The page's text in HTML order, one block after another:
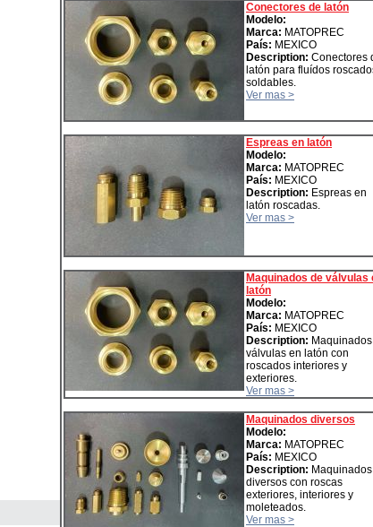
Conectores de latón
Modelo:
Marca: MATOPREC
País: MEXICO
Description: Conectores
latón para fluídos
soldables.
Ver mas >
Espreas en latón
Modelo:
Marca: MATOPREC
País: MEXICO
Description: Espreas en
latón roscadas.
Ver mas >
Maquinados de válvulas
latón
Modelo:
Marca: MATOPREC
País: MEXICO
Description:
válvulas en latón con
roscados interiores y
exteriores.
Ver mas >
Maquinados diversos
Modelo:
Marca: MATOPREC
País: MEXICO
Description: Maquinados
diversos con roscas
exteriores, interiores y
moleteados.
Ver mas >